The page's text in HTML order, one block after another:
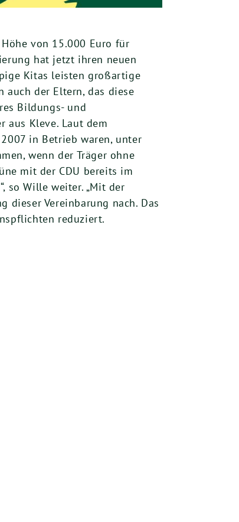
von 15.000 Euro für
hat jetzt ihren neuen
Kitas leisten großartige
auch der Eltern, das diese
Bildungs- und
aus Kleve. Laut dem
in Betrieb waren, unter
wenn der Träger ohne
mit der CDU bereits im
so Wille weiter. „Mit der
dieser Vereinbarung nach. Das
reduziert.